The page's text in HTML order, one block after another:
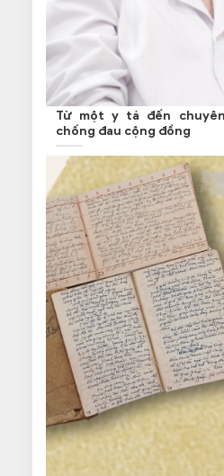
Từ một y tá đến
chống đau cộng đồng